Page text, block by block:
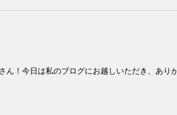
ん！今日は私のブログにお越しいただき、あり